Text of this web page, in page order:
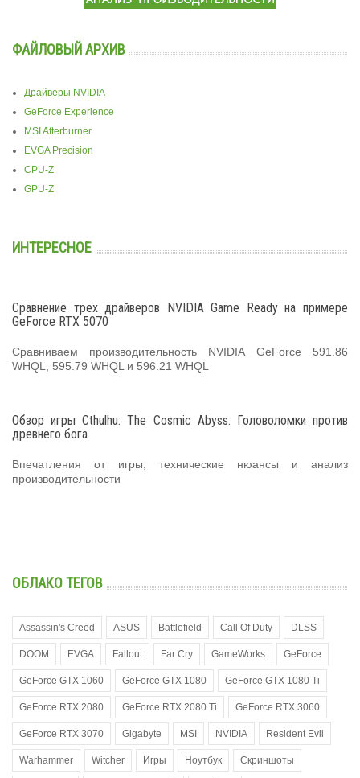
ФАЙЛОВЫЙ АРХИВ
Драйверы NVIDIA
GeForce Experience
MSI Afterburner
EVGA Precision
CPU-Z
GPU-Z
ИНТЕРЕСНОЕ
Сравнение трех драйверов NVIDIA Game Ready на примере
GeForce RTX 5070
Сравниваем производительность NVIDIA GeForce 591.86
WHQL, 595.79 WHQL и 596.21 WHQL
Обзор игры Cthulhu: The Cosmic Abyss. Головоломки против
древнего бога
Впечатления от игры, технические нюансы и анализ
производительности
ОБЛАКО ТЕГОВ
Assassin's Creed ASUS Battlefield Call Of Duty DLSS
DOOM EVGA Fallout Far Cry GameWorks GeForce
GeForce GTX 1060 GeForce GTX 1080 GeForce GTX 1080 Ti
GeForce RTX 2080 GeForce RTX 2080 Ti GeForce RTX 3060
GeForce RTX 3070 Gigabyte MSI NVIDIA Resident Evil
Warhammer Witcher Игры Ноутбук Скриншоты